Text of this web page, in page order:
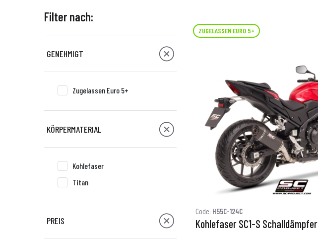
Filter nach:
GENEHMIGT
Zugelassen Euro 5+
KÖRPERMATERIAL
Kohlefaser
Titan
PREIS
ZUGELASSEN EURO 5+
Code: H55C-124C
Kohlefaser SC1-S Schalldämpfer